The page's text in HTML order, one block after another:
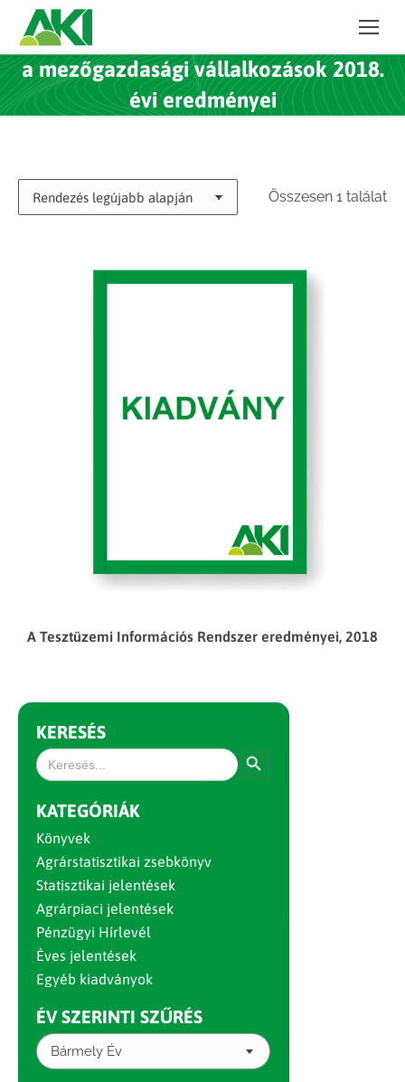
a mezőgazdasági vállalkozások 2018.
évi eredményei
Összesen 1 találat
A Tesztüzemi Információs Rendszer eredményei, 2018
KERESÉS
Search
for:
KATEGÓRIÁK
Könyvek
Agrárstatisztikai zsebkönyv
Statisztikai jelentések
Agrárpiaci jelentések
Pénzügyi Hírlevél
Éves jelentések
Egyéb kiadványok
ÉV SZERINTI SZŰRÉS
Bármely Év